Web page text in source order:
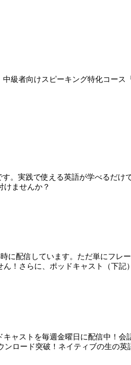
者向けスピーキング特化コース
。実践で使える英語が学べるだけ
けませんか？
に配信しています。ただ単にフレ
！さらに、ポッドキャスト（下記
ャストを毎週金曜日に配信中！
ロード突破！ネイティブの生の